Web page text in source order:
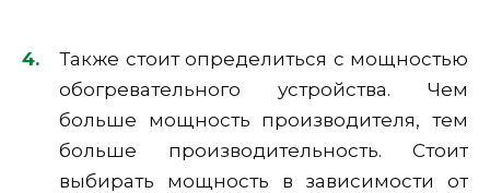
Также стоит определиться с мощностью
обогревательного устройства. Чем
больше мощность производителя, тем
больше производительность. Стоит
выбирать мощность в зависимости от